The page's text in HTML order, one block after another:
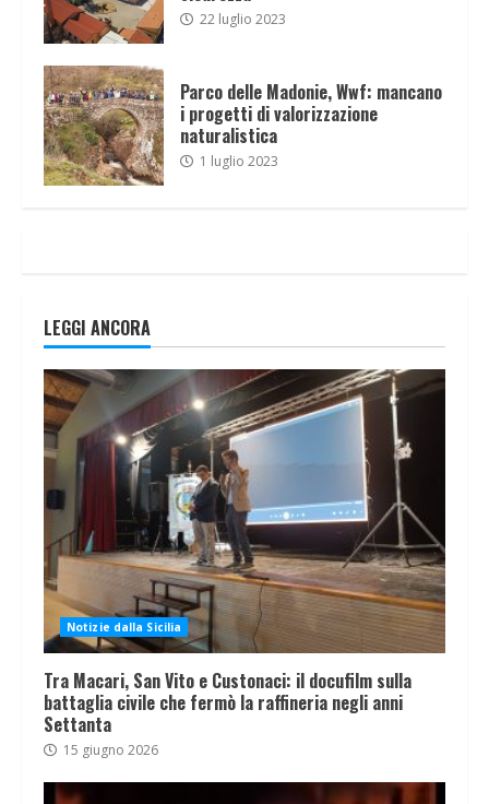
22 luglio 2023
Parco delle Madonie, Wwf: mancano
i progetti di valorizzazione
naturalistica
1 luglio 2023
LEGGI ANCORA
Notizie dalla Sicilia
Tra Macari, San Vito e Custonaci: il docufilm sulla
battaglia civile che fermò la raffineria negli anni
Settanta
15 giugno 2026